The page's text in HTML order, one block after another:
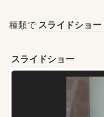
種類で スライドショー
スライドショー